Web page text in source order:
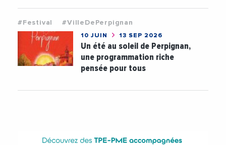
#Festival #VilleDePerpignan
10 JUIN 13 SEP 2026
Un été au soleil de Perpignan,
une programmation riche
pensée pour tous